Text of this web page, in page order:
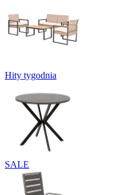
Hity tygodnia
SALE